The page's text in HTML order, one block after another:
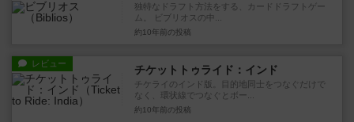
独特なドラフト方法をする、カードドラフトゲー
ム。 ビブリオスの中...
約10年前 の投稿
レビュー チケットトゥライド：インド
チケライのインド版。目的地同士をつなぐだけで
なく、環状線でつなぐとボー...
約10年前 の投稿